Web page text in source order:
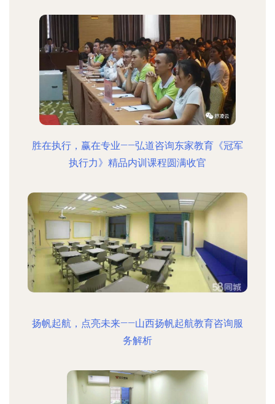
胜在执行，赢在专业——弘道咨询东家教育《冠军
执行力》精品内训课程圆满收官
扬帆起航，点亮未来——山西扬帆起航教育咨询服
务解析